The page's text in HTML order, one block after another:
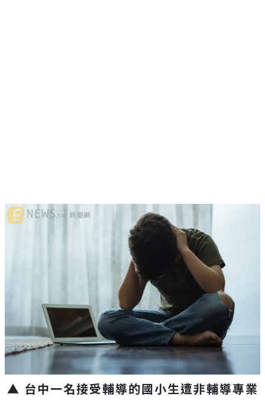
▲ 台中一名接受輔導的國小生遭非輔導專業